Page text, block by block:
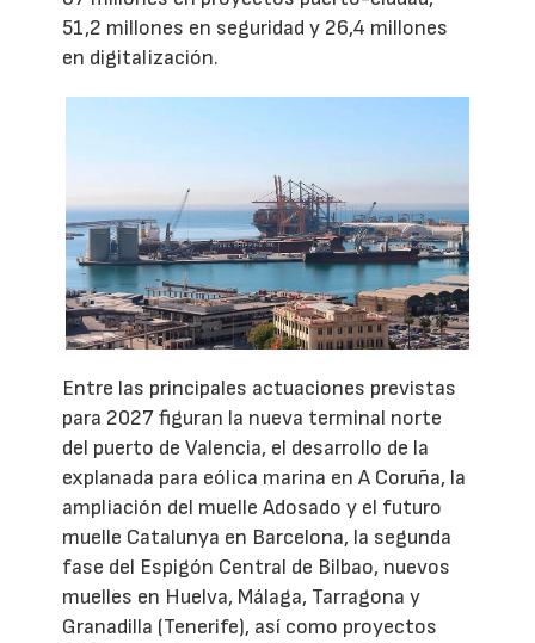
51,2 millones en seguridad y 26,4 millones
en digitalización.
Entre las principales actuaciones previstas
para 2027 figuran la nueva terminal norte
del puerto de Valencia, el desarrollo de la
explanada para eólica marina en A Coruña, la
ampliación del muelle Adosado y el futuro
muelle Catalunya en Barcelona, la segunda
fase del Espigón Central de Bilbao, nuevos
muelles en Huelva, Málaga, Tarragona y
Granadilla (Tenerife), así como proyectos